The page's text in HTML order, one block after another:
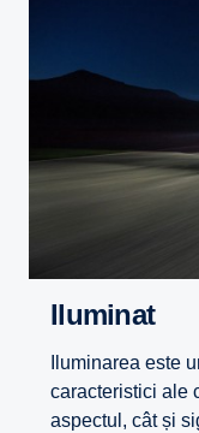
iluminat
Iluminarea este
caracteristici ale
aspectul, cât și